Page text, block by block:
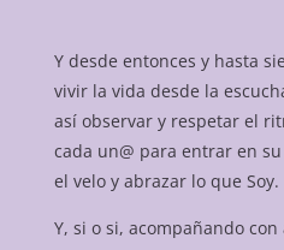
Y desde entonces y hasta
vivir la vida desde la
así observar y respetar el
cada un@ para entrar en
el velo y abrazar lo que Soy.
Y, si o si, acompañando